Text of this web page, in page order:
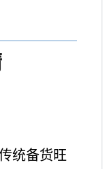
统备货旺